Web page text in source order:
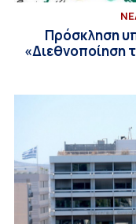
Πρόσκληση
«Διεθνοποίηση